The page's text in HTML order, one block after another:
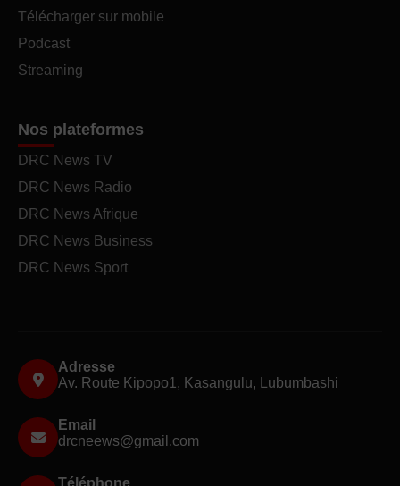
Télécharger sur mobile
Podcast
Streaming
Nos plateformes
DRC News TV
DRC News Radio
DRC News Afrique
DRC News Business
DRC News Sport
Adresse
Av. Route Kipopo1, Kasangulu, Lubumbashi
Email
drcneews@gmail.com
Téléphone